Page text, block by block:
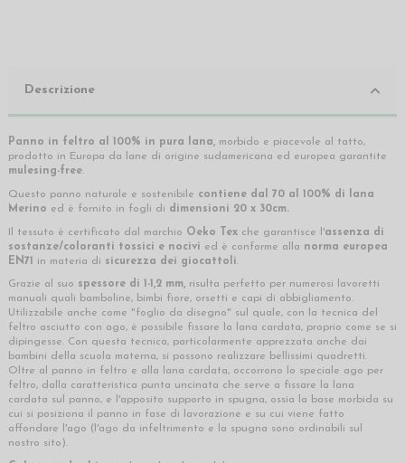
Descrizione
Panno in feltro al 100% in pura lana, morbido e piacevole al tatto,
prodotto in Europa da lane di origine sudamericana ed europea garantite
mulesing-free.
Questo panno naturale e sostenibile contiene dal 70 al 100% di lana
Merino ed è fornito in fogli di dimensioni 20 x 30cm.
Il tessuto è certificato dal marchio Oeko Tex che garantisce l'assenza di
sostanze/coloranti tossici e nocivi ed è conforme alla norma europea
EN71
in materia di sicurezza dei giocattoli.
Grazie al suo spessore di 1-1,2 mm, risulta perfetto per numerosi lavoretti
manuali quali bamboline, bimbi fiore, orsetti e capi di abbigliamento.
Utilizzabile anche come "foglio da disegno" sul quale, con la tecnica del
feltro asciutto con ago, è possibile fissare la lana cardata, proprio come se si
dipingesse. Con questa tecnica, particolarmente apprezzata anche dai
bambini della scuola materna, si possono realizzare bellissimi quadretti.
Oltre al panno in feltro e alla lana cardata, occorrono lo speciale ago per
feltro, dalla caratteristica punta uncinata che serve a fissare la lana
cardata sul panno, e l'apposito supporto in spugna, ossia la base morbida su
cui si posiziona il panno in fase di lavorazione e su cui viene fatto
affondare l'ago (l'ago da infeltrimento e la spugna sono ordinabili sul
nostro sito).